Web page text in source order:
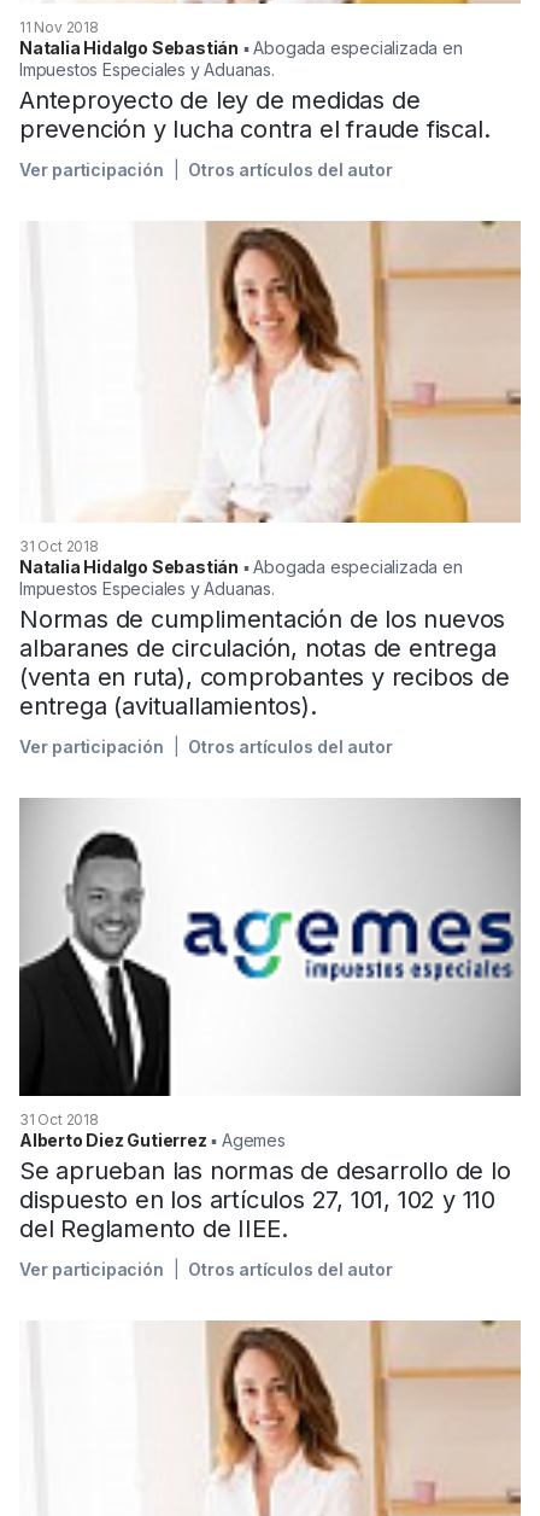
11 Nov 2018
Natalia Hidalgo Sebastián ▪︎ Abogada especializada en
Impuestos Especiales y Aduanas.
Anteproyecto de ley de medidas de
prevención y lucha contra el fraude fiscal.
Ver participación Otros artículos del autor
31 Oct 2018
Natalia Hidalgo Sebastián ▪︎ Abogada especializada en
Impuestos Especiales y Aduanas.
Normas de cumplimentación de los nuevos
albaranes de circulación, notas de entrega
(venta en ruta), comprobantes y recibos de
entrega (avituallamientos).
Ver participación Otros artículos del autor
31 Oct 2018
Alberto Diez Gutierrez ▪︎ Agemes
Se aprueban las normas de desarrollo de lo
dispuesto en los artículos 27, 101, 102 y 110
del Reglamento de IIEE.
Ver participación Otros artículos del autor